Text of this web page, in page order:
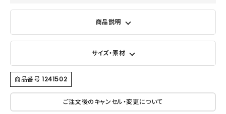
商品説明
サイズ・素材
商品番号 1241502
ご注文後のキャンセル・変更について